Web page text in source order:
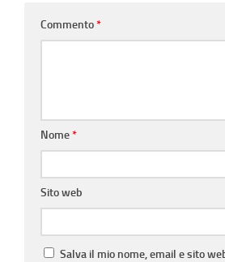
Commento*
Nome*
Sito web
Salva il mio nome, email e sito